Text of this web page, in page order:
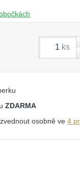
ks
ZDARMA
osobně ve4